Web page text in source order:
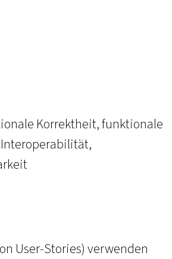
Korrektheit, funktionale
User-Stories) verwenden